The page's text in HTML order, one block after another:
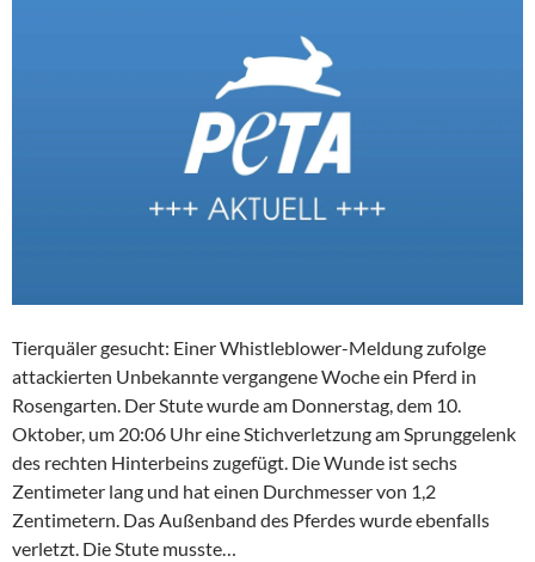
Tierquäler gesucht: Einer Whistleblower-Meldung zufolge
attackierten Unbekannte vergangene Woche ein Pferd in
Rosengarten. Der Stute wurde am Donnerstag, dem 10.
Oktober, um 20:06 Uhr eine Stichverletzung am Sprunggelenk
des rechten Hinterbeins zugefügt. Die Wunde ist sechs
Zentimeter lang und hat einen Durchmesser von 1,2
Zentimetern. Das Außenband des Pferdes wurde ebenfalls
verletzt. Die Stute musste…